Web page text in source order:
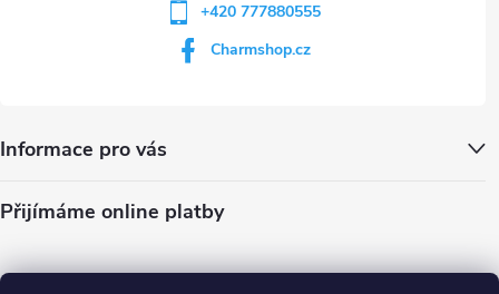
+420 777880555
Charmshop.cz
Informace pro vás
Přijímáme online platby